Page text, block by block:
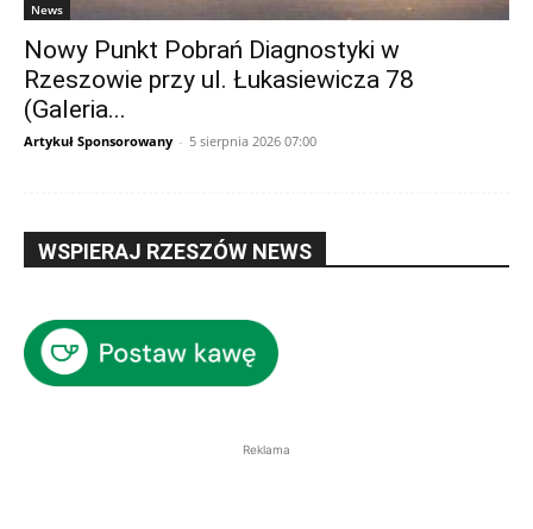
News
Nowy Punkt Pobrań Diagnostyki w
Rzeszowie przy ul. Łukasiewicza 78
(Galeria...
Artykuł Sponsorowany - 5 sierpnia 2026 07:00
WSPIERAJ RZESZÓW NEWS
Reklama